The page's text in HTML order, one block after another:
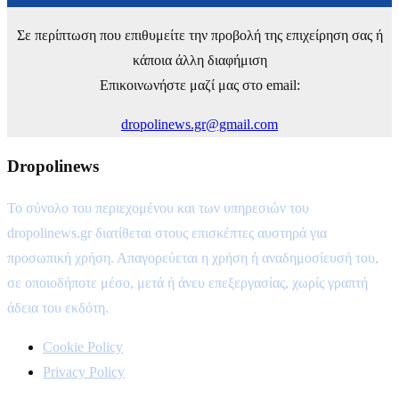
Σε περίπτωση που επιθυμείτε την προβολή της επιχείρηση σας ή
κάποια άλλη διαφήμιση
Επικοινωνήστε μαζί μας στο email:
dropolinews.gr@gmail.com
Dropolinews
Το σύνολο του περιεχομένου και των υπηρεσιών του
dropolinews.gr διατίθεται στους επισκέπτες αυστηρά για
προσωπική χρήση. Απαγορεύεται η χρήση ή αναδημοσίευσή του,
σε οποιοδήποτε μέσο, μετά ή άνευ επεξεργασίας, χωρίς γραπτή
άδεια του εκδότη.
Cookie Policy
Privacy Policy